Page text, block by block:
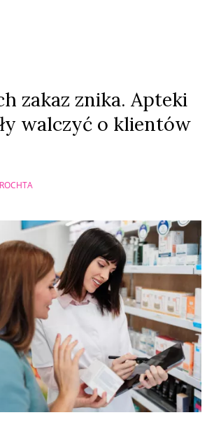
zakaz znika. Apteki
walczyć o klientów